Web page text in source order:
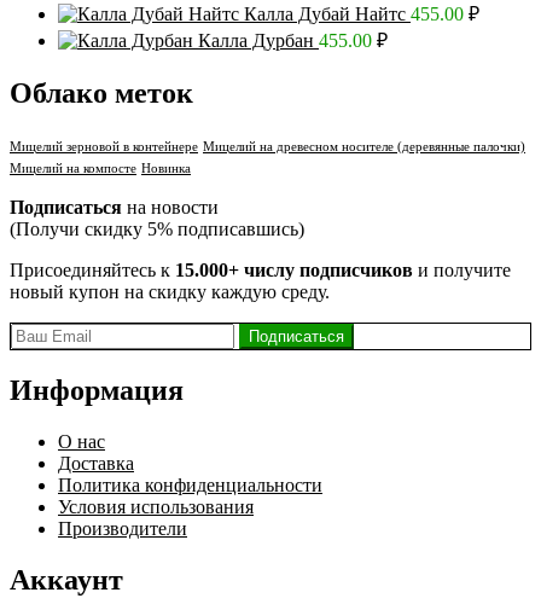
Калла Дубай Найтс 455.00 ₽
Калла Дурбан 455.00 ₽
Облако меток
Мицелий зерновой в контейнере Мицелий на древесном носителе (деревянные палочки)
Мицелий на компосте Новинка
Подписаться на новости
(Получи скидку 5% подписавшись)
Присоединяйтесь к 15.000+ числу подписчиков и получите
новый купон на скидку каждую среду.
Информация
О нас
Доставка
Политика конфиденциальности
Условия использования
Производители
Аккаунт